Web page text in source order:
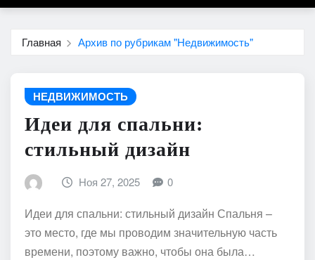
Главная Архив по рубрикам "Недвижимость"
НЕДВИЖИМОСТЬ
Идеи для спальни:
стильный дизайн
Ноя 27, 2025 0
Идеи для спальни: стильный дизайн Спальня –
это место, где мы проводим значительную часть
времени, поэтому важно, чтобы она была…